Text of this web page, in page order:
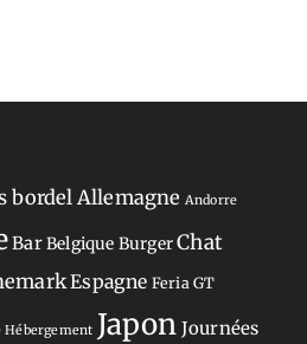
bordelAllemagne Andorre
BarBelgique BurgerChat
Espagne Feria GT
Hébergement Japon Journées